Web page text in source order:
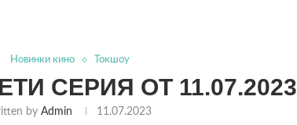
Новинки кино Токшоу
СЕРИЯ ОТ 11.07.2023
by Admin 11.07.2023